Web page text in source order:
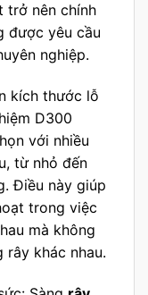
trở nên chính
được yêu cầu
nghiệp.
kích thước lỗ
D300
với nhiều
từ nhỏ đến
Điều này giúp
trong việc
mà không
rây khác nhau.